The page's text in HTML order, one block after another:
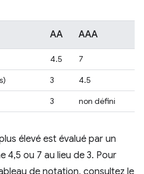
AA AAA
4.5
7
3
4.5
3 non défini
élevé est évalué par un
4,5 ou 7 au lieu de 3. Pour
de notation, consultez le